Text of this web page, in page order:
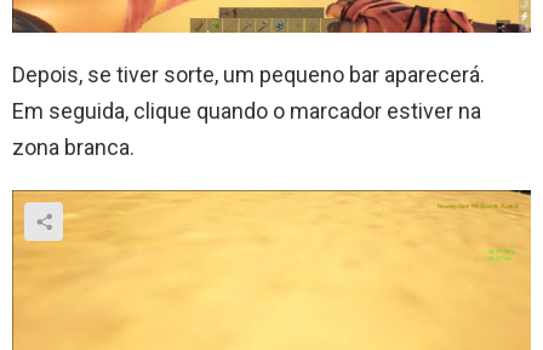
Depois, se tiver sorte, um pequeno bar aparecerá.
Em seguida, clique quando o marcador estiver na
zona branca.